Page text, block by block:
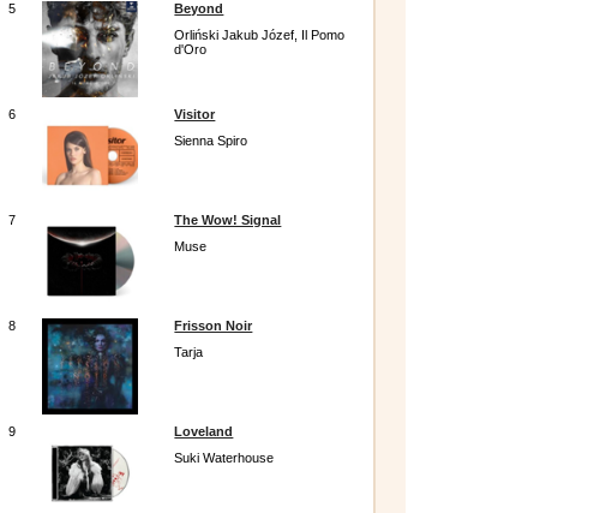
5
Beyond
Orliński Jakub Józef, Il Pomo
d'Oro
6
Visitor
Sienna Spiro
7
The Wow! Signal
Muse
8
Frisson Noir
Tarja
9
Loveland
Suki Waterhouse